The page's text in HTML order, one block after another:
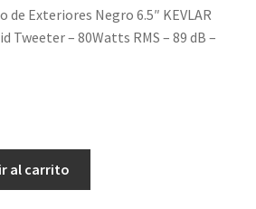
Exteriores Negro 6.5″ KEVLAR
Tweeter – 80Watts RMS – 89 dB –
al carrito